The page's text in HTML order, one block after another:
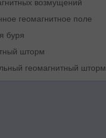
возмущений
геомагнитное поле
буря
шторм
геомагнитный шторм